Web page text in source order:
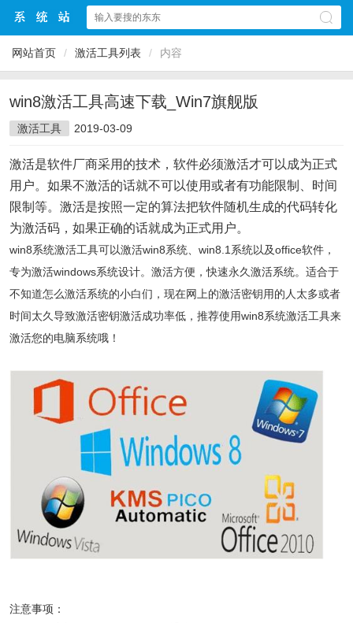
网站首页 / 激活工具列表 / 内容
win8激活工具高速下载_Win7旗舰版
激活工具 2019-03-09
激活是软件厂商采用的技术，软件必须激活才可以成为正式
用户。如果不激活的话就不可以使用或者有功能限制、时间
限制等。激活是按照一定的算法把软件随机生成的代码转化
为激活码，如果正确的话就成为正式用户。
win8系统激活工具可以激活win8系统、win8.1系统以及office软件，
专为激活windows系统设计。激活方便，快速永久激活系统。适合于
不知道怎么激活系统的小白们，现在网上的激活密钥用的人太多或者
时间太久导致激活密钥激活成功率低，推荐使用win8系统激活工具来
激活您的电脑系统哦！
注意事项：